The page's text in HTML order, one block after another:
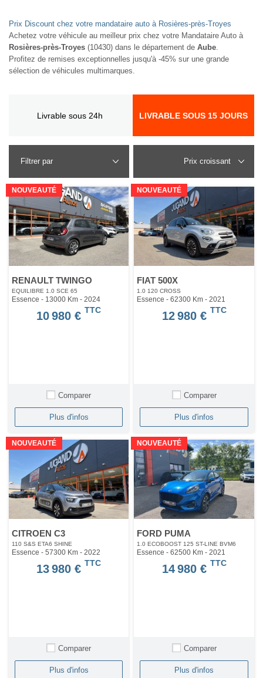
Prix Discount chez votre mandataire auto à Rosières-près-Troyes
Achetez votre véhicule au meilleur prix chez votre Mandataire Auto à
Rosières-près-Troyes (10430) dans le département de Aube
Profitez de remises exceptionnelles jusqu'à -45% sur une grande
sélection de véhicules multimarques.
Livrable sous 24h LIVRABLE SOUS 15 JOURS
Filtrer par
NOUVEAUTÉ
RENAULT TWINGO
EQUILIBRE 1.0 SCE 65
Essence - 13000 Km - 2024
10 980 € TTC
Comparer
Plus d'infos
NOUVEAUTÉ
FIAT 500X
1.0 120 CROSS
Essence - 62300 Km- 2021
12 980 € TTC
Comparer
Plus d'infos
NOUVEAUTÉ
CITROEN C3
110 S&S ETA6 SHINE
Essence - 57300 Km - 2022
13 980 € TTC
Comparer
Plus d'infos
NOUVEAUTÉ
FORD PUMA
1.0 ECOBOOST 125 ST-LINE BVM6
Essence - 62500 Km- 2021
14 980 € TTC
Comparer
Plus d'infos